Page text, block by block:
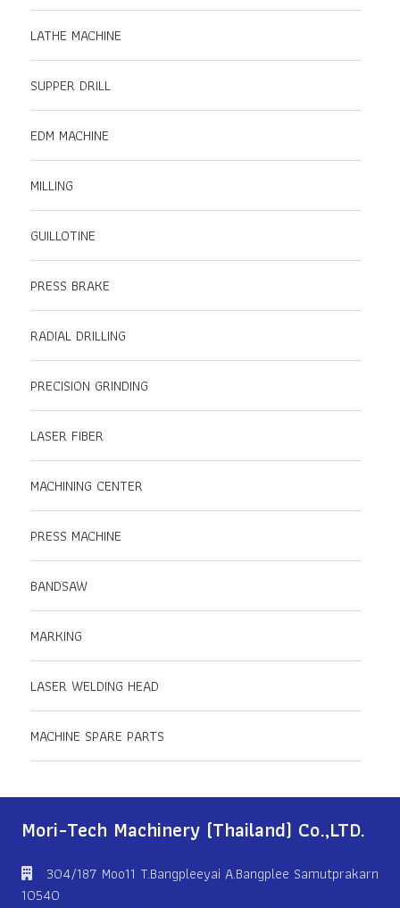
LATHE MACHINE
SUPPER DRILL
EDM MACHINE
MILLING
GUILLOTINE
PRESS BRAKE
RADIAL DRILLING
PRECISION GRINDING
LASER FIBER
MACHINING CENTER
PRESS MACHINE
BANDSAW
MARKING
LASER WELDING HEAD
MACHINE SPARE PARTS
Mori-Tech Machinery (Thailand) Co.,LTD.
304/187 Moo11 T.Bangpleeyai A.Bangplee Samutprakarn
10540